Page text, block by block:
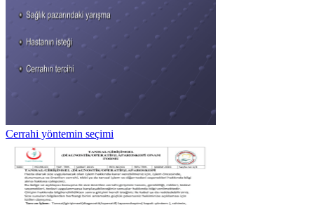
Cerrahi yöntemin seçimi